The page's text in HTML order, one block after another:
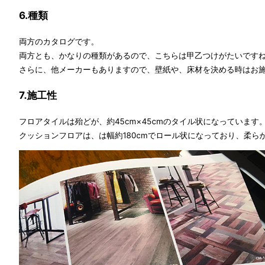
6.種類
両方のカタログです。
両方とも、かなりの種類があるので、こちらは甲乙つけがたいですね
さらに、他メーカーもありますので、壁紙や、床材を決める時はお
7.施工性
フロアタイルは殆どが、約45cm×45cmのタイル状になっています。
クッションフロアは、は幅約180cmでロール状になっており、柔ら